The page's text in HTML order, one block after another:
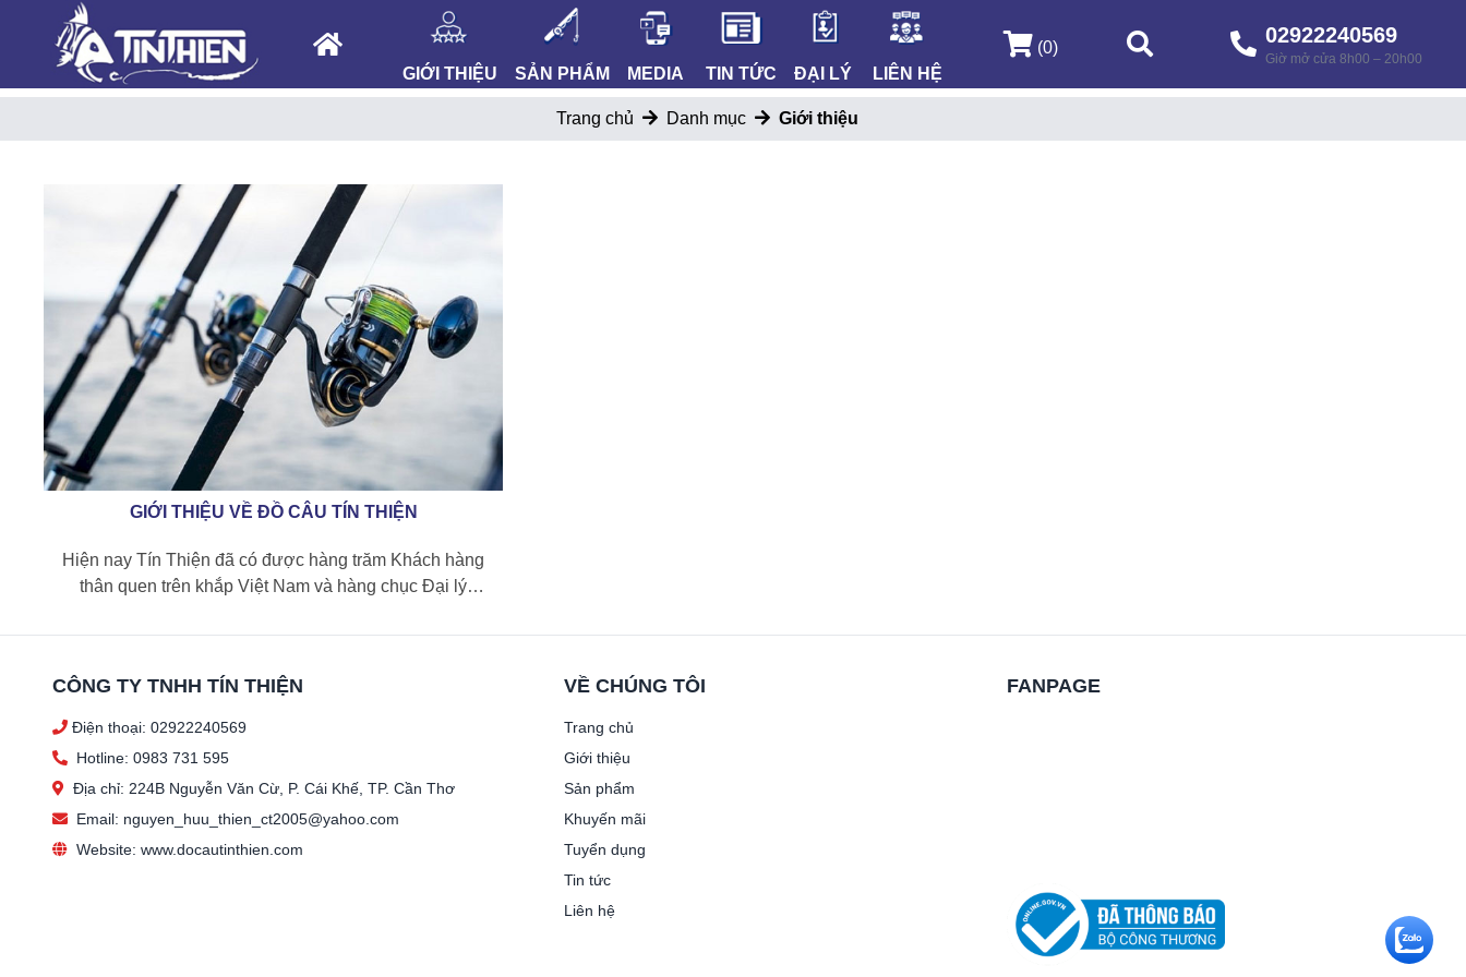
GIỚI THIỆU SẢN PHẨM MEDIA TIN TỨC ĐẠI LÝ LIÊN HỆ
(0)
02922240569
Giờ mở cửa 8h00 – 20h00
Trang chủ Danh mục Giới thiệu
GIỚI THIỆU VỀ ĐỒ CÂU TÍN THIỆN
Hiện nay Tín Thiện đã có được hàng trăm Khách hàng
thân quen trên khắp Việt Nam và hàng chục Đại lý
CÔNG TY TNHH TÍN THIỆN
Điện thoại: 02922240569
Hotline: 0983 731 595
Địa chỉ: 224B Nguyễn Văn Cừ, P. Cái Khế, TP. Cần Thơ
Email: nguyen_huu_thien_ct2005@yahoo.com
Website: www.docautinthien.com
VỀ CHÚNG TÔI
Trang chủ
Giới thiệu
Sản phẩm
Khuyến mãi
Tuyển dụng
Tin tức
Liên hệ
FANPAGE